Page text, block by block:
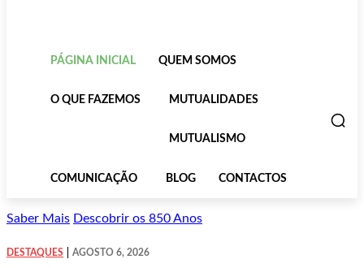
PÁGINA INICIAL QUEM SOMOS
O QUE FAZEMOS MUTUALIDADES
MUTUALISMO
COMUNICAÇÃO BLOG CONTACTOS
Saber Mais Descobrir os 850 Anos
DESTAQUES AGOSTO 6, 2026